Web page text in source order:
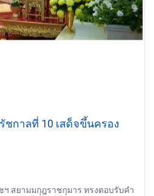
ชกาลที่ 10 เสด็จขึ้นครอง
ฯ สยามมกุฎราชกุมาร ทรงตอบรับคำ